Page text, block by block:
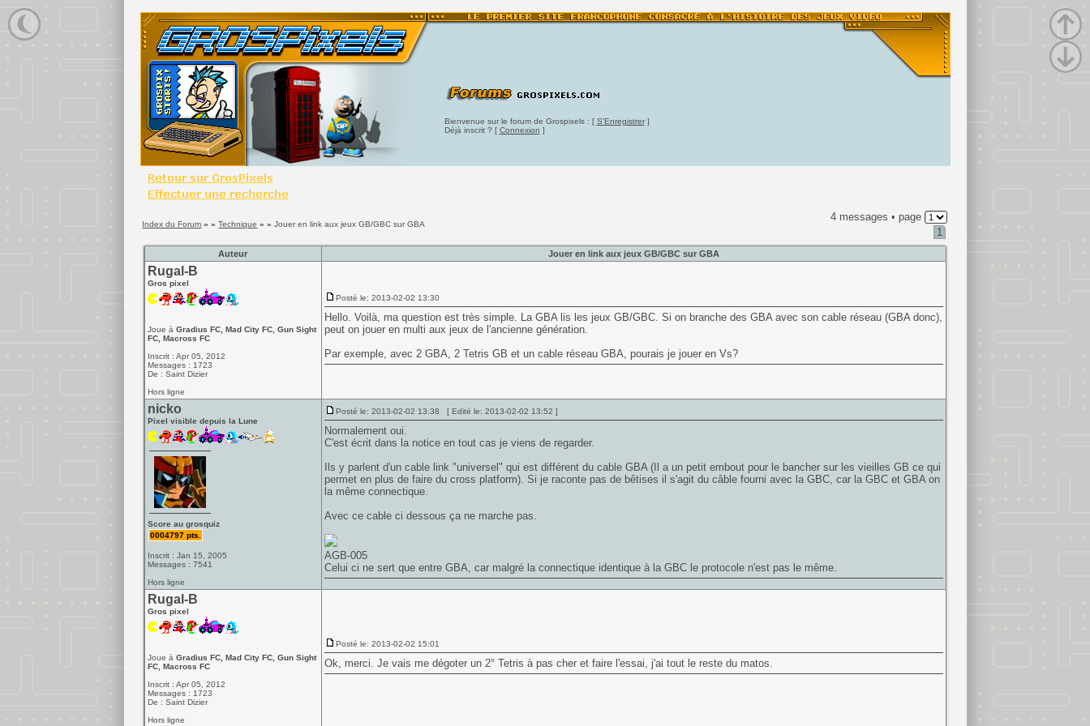
Bienvenue sur le forum de Grospixels : [ S'Enregistrer]
Déjà inscrit ? [ Connexion ]
Index du Forum » »Technique » »Jouer en link aux jeux GB/GBC sur GBA
4 messages • page
1
Auteur Jouer en link aux jeux GB/GBC sur GBA
Rugal-B
Gros pixel
Joue à Gradius FC, Mad City FC, Gun Sight
FC, Macross FC
Inscrit : Apr 05, 2012
Messages : 1723
De : Saint Dizier
Hors ligne
Posté le: 2013-02-02 13:30
Hello. Voilà, ma question est très simple. La GBA lis les jeux GB/GBC. Si on branche des GBA avec son cable réseau (GBA donc),
peut on jouer en multi aux jeux de l'ancienne génération.
Par exemple, avec 2 GBA, 2 Tetris GB et un cable réseau GBA, pourais je jouer en Vs?
nicko
Pixel visible depuis la Lune
Score au grosquiz
0004797 pts.
Inscrit : Jan 15, 2005
Messages : 7541
Hors ligne
Posté le: 2013-02-02 13:38 [ Edité le: 2013-02-02 13:52 ]
Normalement oui.
C'est écrit dans la notice en tout cas je viens de regarder.
Ils y parlent d'un cable link "universel" qui est différent du cable GBA (Il a un petit embout pour le bancher sur les vieilles GB ce qui
permet en plus de faire du cross platform). Si je raconte pas de bêtises il s'agit du câble fourni avec la GBC, car la GBC et GBA on
la même connectique.
Avec ce cable ci dessous ça ne marche pas.
AGB-005
Celui ci ne sert que entre GBA, car malgré la connectique identique à la GBC le protocole n'est pas le même.
Rugal-B
Gros pixel
Joue à Gradius FC, Mad City FC, Gun Sight
FC, Macross FC
Inscrit : Apr 05, 2012
Messages : 1723
De : Saint Dizier
Hors ligne
Posté le: 2013-02-02 15:01
Ok, merci. Je vais me dégoter un 2° Tetris à pas cher et faire l'essai, j'ai tout le reste du matos.